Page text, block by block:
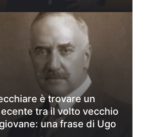
è trovare un
tra il volto vecchio
una frase di Ugo